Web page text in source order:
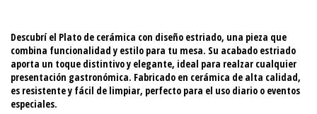
Descubrí el Plato de cerámica con diseño estriado, una pieza que
combina funcionalidad y estilo para tu mesa. Su acabado estriado
aporta un toque distintivo y elegante, ideal para realzar cualquier
presentación gastronómica. Fabricado en cerámica de alta calidad,
es resistente y fácil de limpiar, perfecto para el uso diario o eventos
especiales.